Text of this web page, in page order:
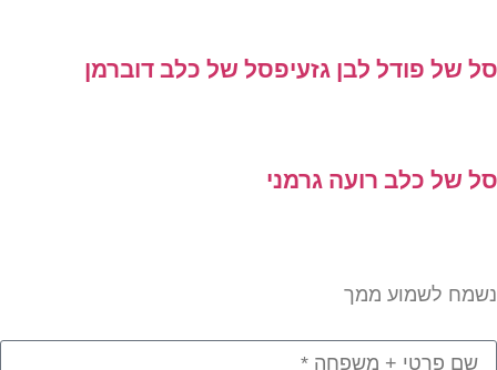
של פודל לבן גזעיפסל של כלב דוברמן
של כלב רועה גרמני
לשמוע ממך